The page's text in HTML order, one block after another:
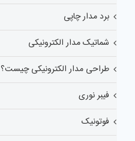
برد مدار چاپی
شماتیک مدار الکترونیکی
طراحی مدار الکترونیکی چیست؟
فیبر نوری
فوتونیک